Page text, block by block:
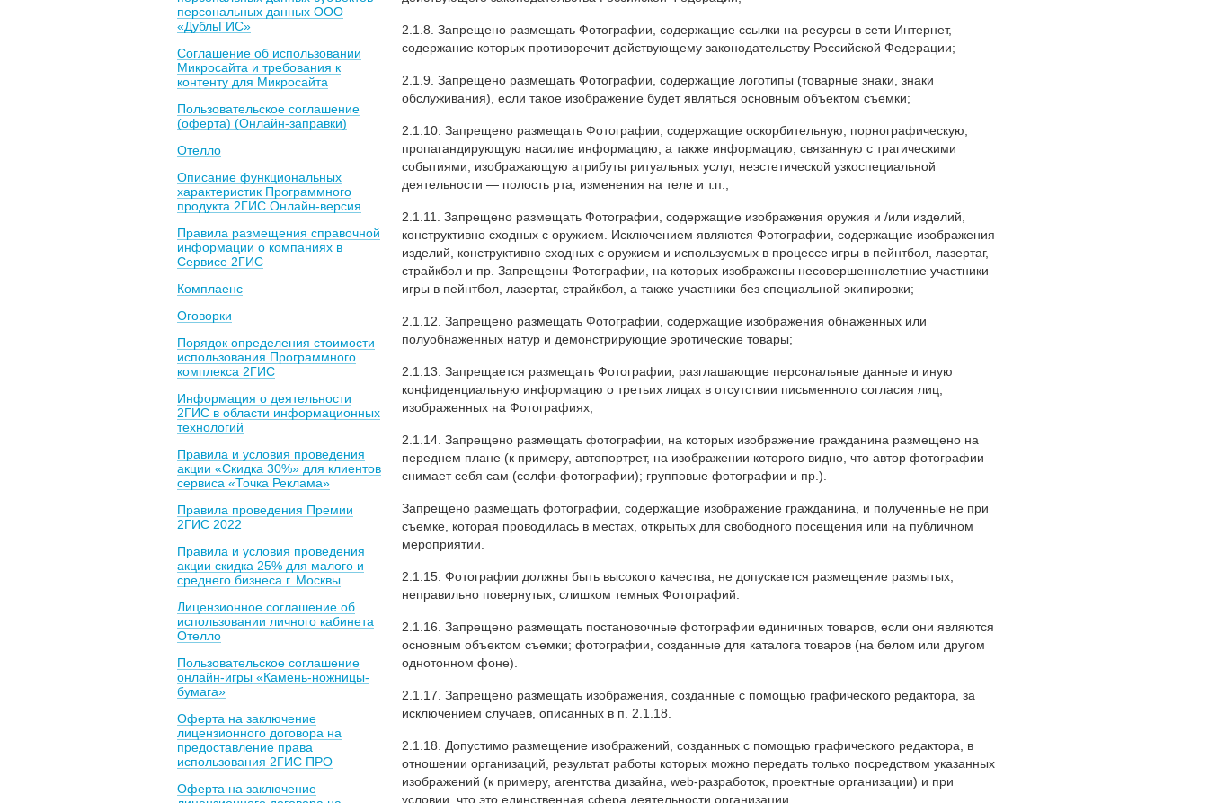
персональных данных ООО
«ДубльГИС»
Соглашение об использовании
Микросайта и требования к
контенту для Микросайта
Пользовательское соглашение
(оферта) (Онлайн-заправки)
Отелло
Описание функциональных
характеристик Программного
продукта 2ГИС Онлайн-версия
Правила размещения справочной
информации о компаниях в
Сервисе 2ГИС
Комплаенс
Оговорки
Порядок определения стоимости
использования Программного
комплекса 2ГИС
Информация о деятельности
2ГИС в области информационных
технологий
Правила и условия проведения
акции «Скидка 30%» для клиентов
сервиса «Точка Реклама»
Правила проведения Премии
2ГИС 2022
Правила и условия проведения
акции скидка 25% для малого и
среднего бизнеса г. Москвы
Лицензионное соглашение об
использовании личного кабинета
Отелло
Пользовательское соглашение
онлайн-игры «Камень-ножницы-
бумага»
Оферта на заключение
лицензионного договора на
предоставление права
использования 2ГИС ПРО
Оферта на заключение
2.1.8. Запрещено размещать Фотографии, содержащие ссылки на ресурсы в сети Интернет,
содержание которых противоречит действующему законодательству Российской Федерации;
2.1.9. Запрещено размещать Фотографии, содержащие логотипы (товарные знаки, знаки
обслуживания), если такое изображение будет являться основным объектом съемки;
2.1.10. Запрещено размещать Фотографии, содержащие оскорбительную, порнографическую,
пропагандирующую насилие информацию, а также информацию, связанную с трагическими
событиями, изображающую атрибуты ритуальных услуг, неэстетической узкоспециальной
деятельности — полость рта, изменения на теле и т.п.;
2.1.11. Запрещено размещать Фотографии, содержащие изображения оружия и /или изделий,
конструктивно сходных с оружием. Исключением являются Фотографии, содержащие изображения
изделий, конструктивно сходных с оружием и используемых в процессе игры в пейнтбол, лазертаг,
страйкбол и пр. Запрещены Фотографии, на которых изображены несовершеннолетние участники
игры в пейнтбол, лазертаг, страйкбол, а также участники без специальной экипировки;
2.1.12. Запрещено размещать Фотографии, содержащие изображения обнаженных или
полуобнаженных натур и демонстрирующие эротические товары;
2.1.13. Запрещается размещать Фотографии, разглашающие персональные данные и иную
конфиденциальную информацию о третьих лицах в отсутствии письменного согласия лиц,
изображенных на Фотографиях;
2.1.14. Запрещено размещать фотографии, на которых изображение гражданина размещено на
переднем плане (к примеру, автопортрет, на изображении которого видно, что автор фотографии
снимает себя сам (селфи-фотографии); групповые фотографии и пр.).
Запрещено размещать фотографии, содержащие изображение гражданина, и полученные не при
съемке, которая проводилась в местах, открытых для свободного посещения или на публичном
мероприятии.
2.1.15. Фотографии должны быть высокого качества; не допускается размещение размытых,
неправильно повернутых, слишком темных Фотографий.
2.1.16. Запрещено размещать постановочные фотографии единичных товаров, если они являются
основным объектом съемки; фотографии, созданные для каталога товаров (на белом или другом
однотонном фоне).
2.1.17. Запрещено размещать изображения, созданные с помощью графического редактора, за
исключением случаев, описанных в п. 2.1.18.
2.1.18. Допустимо размещение изображений, созданных с помощью графического редактора, в
отношении организаций, результат работы которых можно передать только посредством указанных
изображений (к примеру, агентства дизайна, web-разработок, проектные организации) и при
условии, что это единственная сфера деятельности организации.